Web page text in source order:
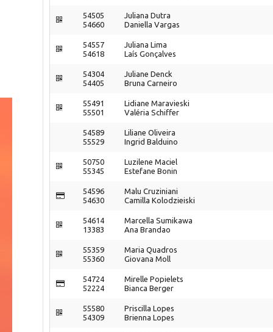
54505
54660
Juliana Dutra
Daniella Vargas
54557
54618
Juliana Lima
Laís Gonçalves
54304
54405
Juliane Denck
Bruna Carneiro
55491
55501
Lidiane Maravieski
Valéria Schiffer
54589
55529
Liliane Oliveira
Ingrid Balduino
50750
55345
Luzilene Maciel
Estefane Bonin
54596
54630
Malu Cruziniani
Camilla Kolodzieiski
54614
13383
Marcella Sumikawa
Ana Brandao
55359
55360
Maria Quadros
Giovana Moll
54724
52224
Mirelle Popielets
Bianca Berger
55580
54309
Priscilla Lopes
Brienna Lopes